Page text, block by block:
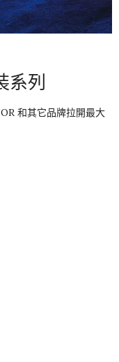
系列
和其它品牌拉開最大